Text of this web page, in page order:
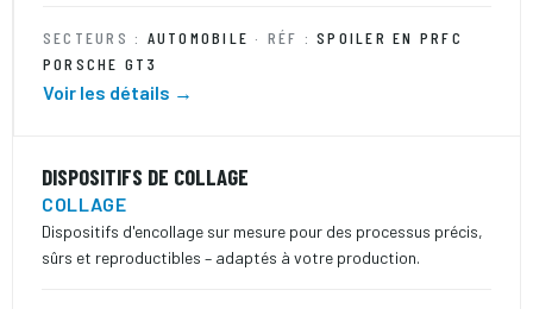
SECTEURS : AUTOMOBILE · RÉF : SPOILER EN PRFC
PORSCHE GT3
Voir les détails →
DISPOSITIFS DE COLLAGE
COLLAGE
Dispositifs d'encollage sur mesure pour des processus précis,
sûrs et reproductibles – adaptés à votre production.